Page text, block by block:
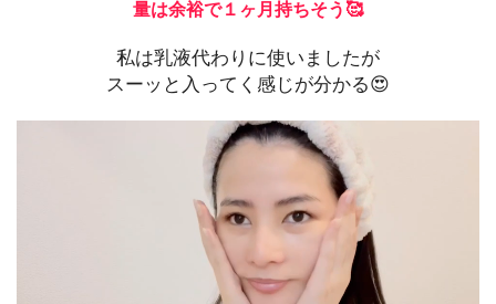
量は余裕で１ヶ月持ちそう🥰
私は乳液代わりに使いましたが
スーッと入ってく感じが分かる😍